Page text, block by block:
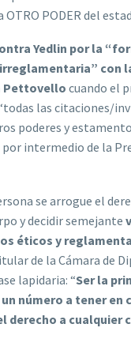
PODER del
Yedlin por la
con
Pettovello cuando el
las citaciones/
poderes y
intermedio de la
se arrogue el
y decidir semejante
éticos y
de la Cámara de
lapidaria: “Ser la
número a tener en
derecho a cualquier